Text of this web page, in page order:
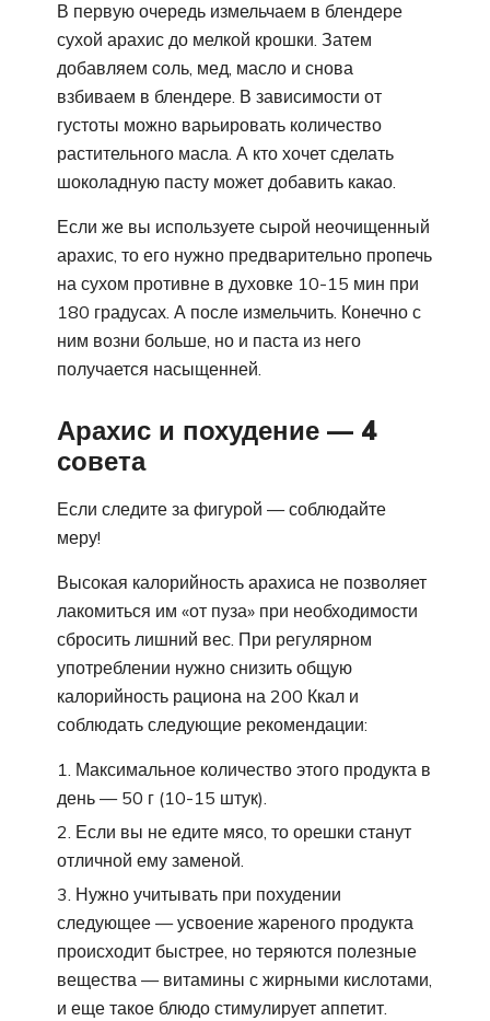
В первую очередь измельчаем в блендере
сухой арахис до мелкой крошки. Затем
добавляем соль, мед, масло и снова
взбиваем в блендере. В зависимости от
густоты можно варьировать количество
растительного масла. А кто хочет сделать
шоколадную пасту может добавить какао.
Если же вы используете сырой неочищенный
арахис, то его нужно предварительно пропечь
на сухом противне в духовке 10-15 мин при
180 градусах. А после измельчить. Конечно с
ним возни больше, но и паста из него
получается насыщенней.
Арахис и похудение — 4
совета
Если следите за фигурой — соблюдайте
меру!
Высокая калорийность арахиса не позволяет
лакомиться им «от пуза» при необходимости
сбросить лишний вес. При регулярном
употреблении нужно снизить общую
калорийность рациона на 200 Ккал и
соблюдать следующие рекомендации:
Максимальное количество этого продукта в
день — 50 г (10-15 штук).
Если вы не едите мясо, то орешки станут
отличной ему заменой.
Нужно учитывать при похудении
следующее — усвоение жареного продукта
происходит быстрее, но теряются полезные
вещества — витамины с жирными кислотами,
и еще такое блюдо стимулирует аппетит.